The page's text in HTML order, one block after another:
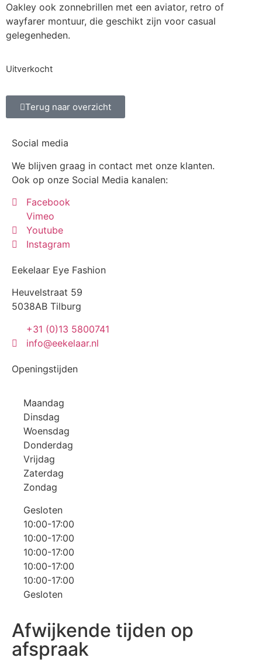
Oakley ook zonnebrillen met een aviator, retro of
wayfarer montuur, die geschikt zijn voor casual
gelegenheden.
Uitverkocht
Terug naar overzicht
Social media
We blijven graag in contact met onze klanten.
Ook op onze Social Media kanalen:
Facebook
Vimeo
Youtube
Instagram
Eekelaar Eye Fashion
Heuvelstraat 59
5038AB Tilburg
+31 (0)13 5800741
info@eekelaar.nl
Openingstijden
Maandag
Dinsdag
Woensdag
Donderdag
Vrijdag
Zaterdag
Zondag
Gesloten
10:00-17:00
10:00-17:00
10:00-17:00
10:00-17:00
10:00-17:00
Gesloten
Afwijkende tijden op
afspraak